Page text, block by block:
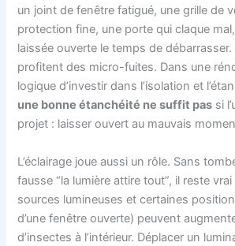
un joint de fenêtre fatigué, une grille de
protection fine, une porte qui claque
laissée ouverte le temps de
profitent des micro-fuites. Dans une
logique d’investir dans l’isolation et
une bonne étanchéité ne suffit pas si
projet : laisser ouvert au mauvais
L’éclairage joue aussi un rôle. Sans
fausse “la lumière attire tout”, il reste
sources lumineuses et certaines
d’une fenêtre ouverte) peuvent
d’insectes à l’intérieur. Déplacer un